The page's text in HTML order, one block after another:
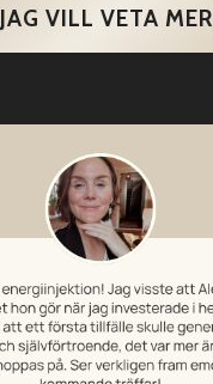
JAG VILL VETA MER